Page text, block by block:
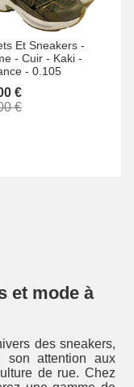
et mode à
des sneakers,
son attention aux
de rue. Chez
Et Sneakers -
- Cuir - Kaki -
- 0.105
€
€